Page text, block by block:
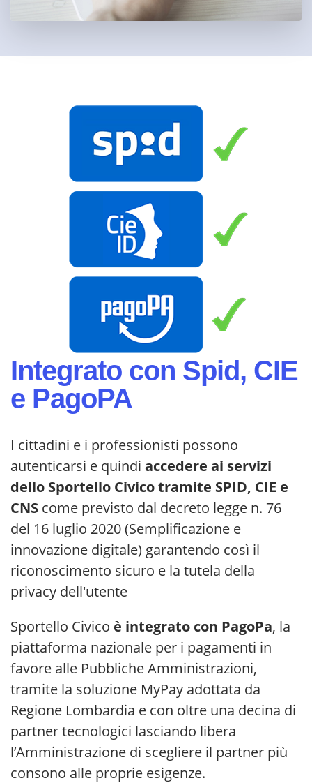
Integrato con Spid, CIE
e PagoPA
I cittadini e i professionisti possono
autenticarsi e quindi accedere ai servizi
dello Sportello Civico tramite SPID, CIE e
CNS come previsto dal decreto legge n. 76
del 16 luglio 2020 (Semplificazione e
innovazione digitale) garantendo così il
riconoscimento sicuro e la tutela della
privacy dell'utente
Sportello Civico è integrato con PagoPa, la
piattaforma nazionale per i pagamenti in
favore alle Pubbliche Amministrazioni,
tramite la soluzione MyPay adottata da
Regione Lombardia e con oltre una decina di
partner tecnologici lasciando libera
l’Amministrazione di scegliere il partner più
consono alle proprie esigenze.